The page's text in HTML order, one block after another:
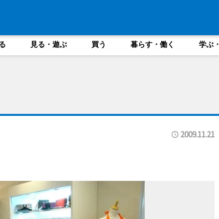
見る・遊ぶ 買う 暮らす・働く 学ぶ
2009.11.21